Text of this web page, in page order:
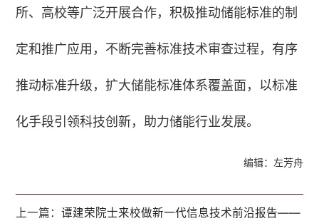
所、高校等广泛开展合作，积极推动储能标准的制
定和推广应用，不断完善标准技术审查过程，有序
推动标准升级，扩大储能标准体系覆盖面，以标准
化手段引领科技创新，助力储能行业发展。
编辑：左芳舟
上一篇：谭建荣院士来校做新一代信息技术前沿报告——